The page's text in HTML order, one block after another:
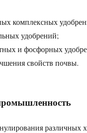
комплексных
удобрений;
и фосфорных
свойств почвы.
различных